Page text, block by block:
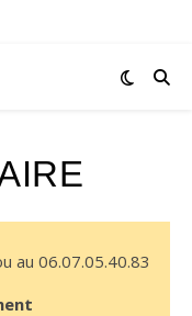
au 06.07.05.40.83